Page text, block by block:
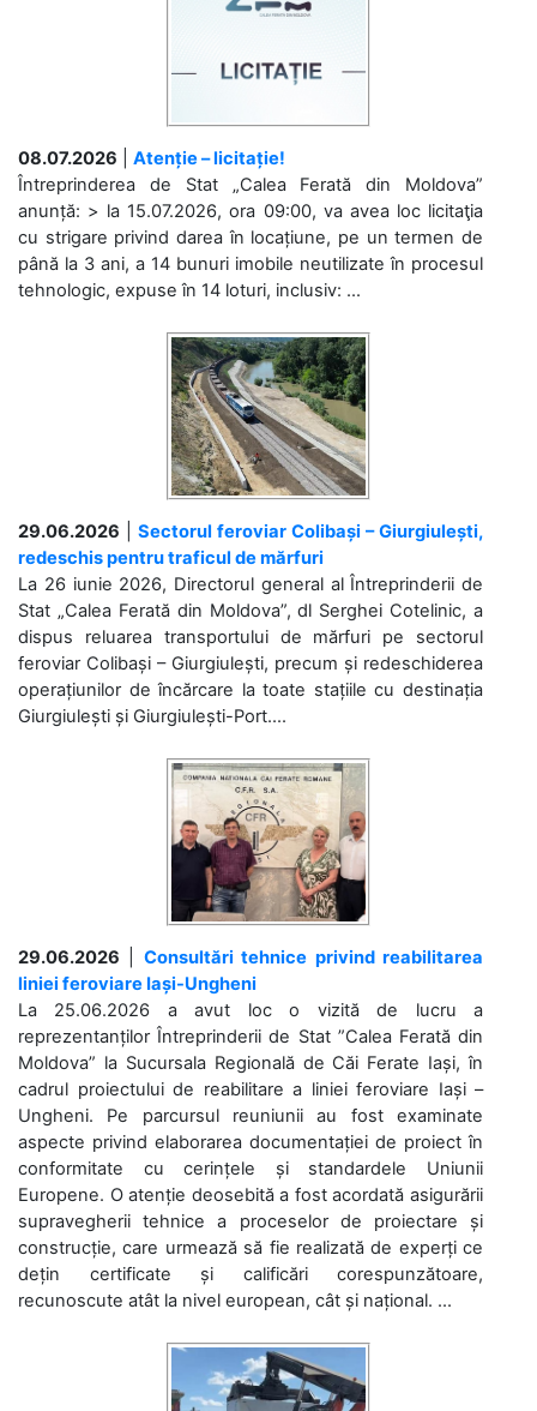
08.07.2026
Atenție – licitație!
Întreprinderea de Stat „Calea Ferată din Moldova”
anunță: > la 15.07.2026, ora 09:00, va avea loc licitaţia
cu strigare privind darea în locațiune, pe un termen de
până la 3 ani, a 14 bunuri imobile neutilizate în procesul
tehnologic, expuse în 14 loturi, inclusiv: ...
29.06.2026
Sectorul feroviar Colibași – Giurgiulești,
redeschis pentru traficul de mărfuri
La 26 iunie 2026, Directorul general al Întreprinderii de
Stat „Calea Ferată din Moldova”, dl Serghei Cotelinic, a
dispus reluarea transportului de mărfuri pe sectorul
feroviar Colibași – Giurgiulești, precum și redeschiderea
operațiunilor de încărcare la toate stațiile cu destinația
Giurgiulești și Giurgiulești-Port....
29.06.2026
Consultări tehnice privind reabilitarea
liniei feroviare Iași-Ungheni
La 25.06.2026 a avut loc o vizită de lucru a
reprezentanților Întreprinderii de Stat ”Calea Ferată din
Moldova” la Sucursala Regională de Căi Ferate Iași, în
cadrul proiectului de reabilitare a liniei feroviare Iași –
Ungheni. Pe parcursul reuniunii au fost examinate
aspecte privind elaborarea documentației de proiect în
conformitate cu cerințele și standardele Uniunii
Europene. O atenție deosebită a fost acordată asigurării
supravegherii tehnice a proceselor de proiectare și
construcție, care urmează să fie realizată de experți ce
dețin certificate și calificări corespunzătoare,
recunoscute atât la nivel european, cât și național. ...